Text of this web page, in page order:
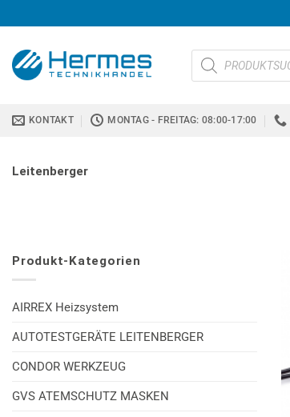
Inhalt
springen
Products
search
KONTAKT MONTAG - FREITAG: 08:00-17:00
Leitenberger
Produkt-Kategorien
AIRREX Heizsystem
AUTOTESTGERÄTE LEITENBERGER
CONDOR WERKZEUG
GVS ATEMSCHUTZ MASKEN